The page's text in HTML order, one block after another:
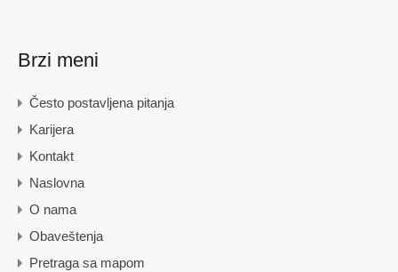
Brzi meni
Često postavljena pitanja
Karijera
Kontakt
Naslovna
O nama
Obaveštenja
Pretraga sa mapom